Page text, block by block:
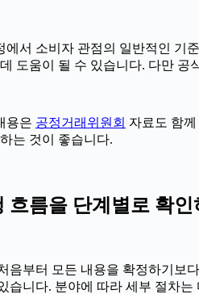
서 소비자 관점의 일반적인 기
도움이 될 수 있습니다. 다만
용은 공정거래위원회 자료도 함
는 것이 좋습니다.
름을 단계별로 확인
음부터 모든 내용을 확정하기보
습니다. 분야에 따라 세부 절차